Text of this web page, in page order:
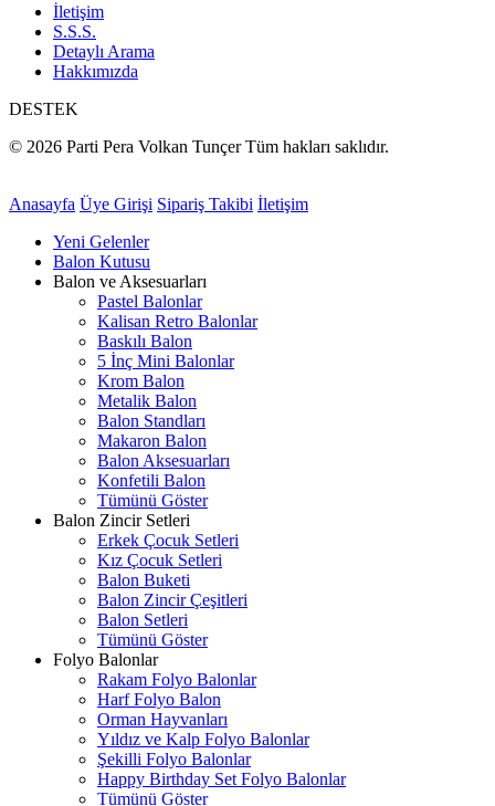
İletişim
S.S.S.
Detaylı Arama
Hakkımızda
DESTEK
© 2026 Parti Pera Volkan Tunçer Tüm hakları saklıdır.
Anasayfa Üye Girişi Sipariş Takibi İletişim
Yeni Gelenler
Balon Kutusu
Balon ve Aksesuarları
Pastel Balonlar
Kalisan Retro Balonlar
Baskılı Balon
5 İnç Mini Balonlar
Krom Balon
Metalik Balon
Balon Standları
Makaron Balon
Balon Aksesuarları
Konfetili Balon
Tümünü Göster
Balon Zincir Setleri
Erkek Çocuk Setleri
Kız Çocuk Setleri
Balon Buketi
Balon Zincir Çeşitleri
Balon Setleri
Tümünü Göster
Folyo Balonlar
Rakam Folyo Balonlar
Harf Folyo Balon
Orman Hayvanları
Yıldız ve Kalp Folyo Balonlar
Şekilli Folyo Balonlar
Happy Birthday Set Folyo Balonlar
Tümünü Göster